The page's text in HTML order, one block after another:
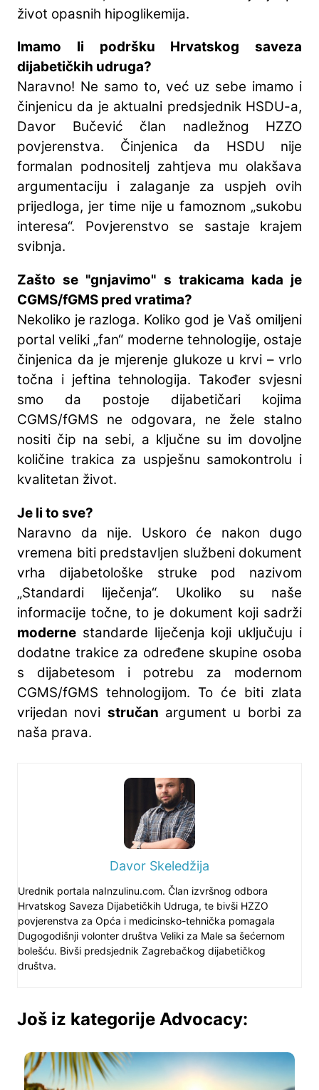
život opasnih hipoglikemija.
Imamo li podršku Hrvatskog saveza
dijabetičkih udruga?
Naravno! Ne samo to, već uz sebe imamo i
činjenicu da je aktualni predsjednik HSDU-a,
Davor Bučević član nadležnog HZZO
povjerenstva. Činjenica da HSDU nije
formalan podnositelj zahtjeva mu olakšava
argumentaciju i zalaganje za uspjeh ovih
prijedloga, jer time nije u famoznom „sukobu
interesa“. Povjerenstvo se sastaje krajem
svibnja.
Zašto se "gnjavimo" s trakicama kada je
CGMS/fGMS pred vratima?
Nekoliko je razloga. Koliko god je Vaš omiljeni
portal veliki „fan“ moderne tehnologije, ostaje
činjenica da je mjerenje glukoze u krvi – vrlo
točna i jeftina tehnologija. Također svjesni
smo da postoje dijabetičari kojima
CGMS/fGMS ne odgovara, ne žele stalno
nositi čip na sebi, a ključne su im dovoljne
količine trakica za uspješnu samokontrolu i
kvalitetan život.
Je li to sve?
Naravno da nije. Uskoro će nakon dugo
vremena biti predstavljen službeni dokument
vrha dijabetološke struke pod nazivom
„Standardi liječenja“. Ukoliko su naše
informacije točne, to je dokument koji sadrži
moderne standarde liječenja koji uključuju i
dodatne trakice za određene skupine osoba
s dijabetesom i potrebu za modernom
CGMS/fGMS tehnologijom. To će biti zlata
vrijedan novi stručan argument u borbi za
naša prava.
Davor Skeledžija
Urednik portala naInzulinu.com. Član izvršnog odbora
Hrvatskog Saveza Dijabetičkih Udruga, te bivši HZZO
povjerenstva za Opća i medicinsko-tehnička pomagala
Dugogodišnji volonter društva Veliki za Male sa šećernom
bolešću. Bivši predsjednik Zagrebačkog dijabetičkog
društva.
Još iz kategorije Advocacy: